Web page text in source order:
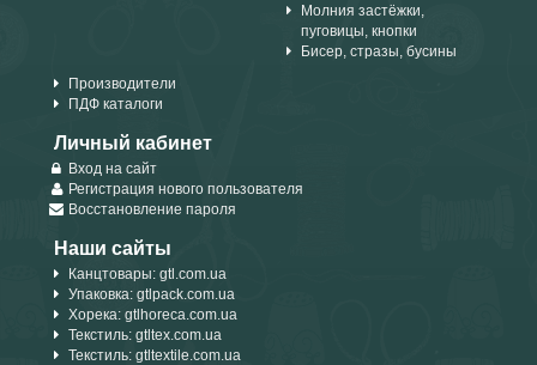
Молния застёжки,
пуговицы, кнопки
Бисер, стразы, бусины
Производители
ПДФ каталоги
Личный кабинет
Вход на сайт
Регистрация нового пользователя
Восстановление пароля
Наши сайты
Канцтовары: gtl.com.ua
Упаковка: gtlpack.com.ua
Хорека: gtlhoreca.com.ua
Текстиль: gtltex.com.ua
Текстиль: gtltextile.com.ua